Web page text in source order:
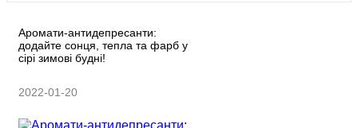
Аромати-антидепресанти:
додайте сонця, тепла та фарб у
сірі зимові будні!
2022-01-20